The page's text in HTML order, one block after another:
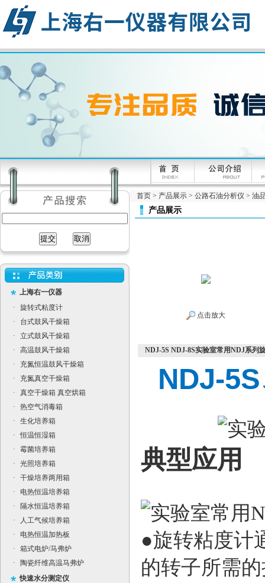
上海右一仪器
·
旋转式粘度计
·
台式鼓风干燥箱
·
立式鼓风干燥箱
·
高温鼓风干燥箱
·
充氮恒温鼓风干燥箱
·
充氮真空干燥箱
·
真空干燥箱 真空烘箱
·
热空气消毒箱
·
生化培养箱
·
恒温恒湿箱
·
霉菌培养箱
·
光照培养箱
·
干燥培养两用箱
·
电热恒温培养箱
·
隔水恒温培养箱
·
人工气候培养箱
·
电热恒温加热板
·
箱式电炉/马弗炉
·
陶瓷纤维高温马弗炉
快速水分测定仪
首页 > 产品展示 > 公路石油分析仪 > 油
产品展示
点击放大
NDJ-5S NDJ-8S实验室常用NDJ系列
NDJ-
典型应用
●旋转粘度计
的转子所需